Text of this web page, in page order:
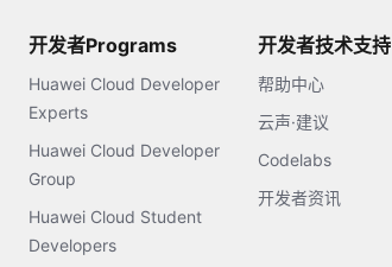
开发者Programs
Huawei Cloud Developer
Experts
Huawei Cloud Developer
Group
Huawei Cloud Student
Developers
开发者技术支持
帮助中心
云声·建议
Codelabs
开发者资讯